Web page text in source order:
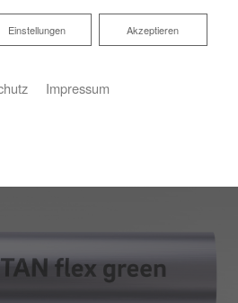
Akzeptieren
Einstellungen
Impressum